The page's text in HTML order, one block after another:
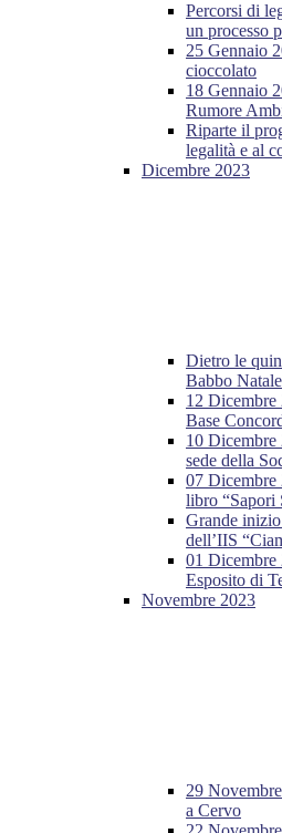
Percorsi di
un processo
25 Gennaio
cioccolato
18 Gennaio
Rumore
Riparte il
legalità e al
Dicembre 2023
Dietro le
Babbo Natale
12 Dicembre
Base
10 Dicembre
sede della
07 Dicembre
libro “Sapori
Grande
dell’IIS
01 Dicembre
Esposito di
Novembre 2023
29
a Cervo